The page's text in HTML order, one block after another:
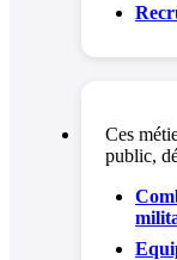
Ces
public,